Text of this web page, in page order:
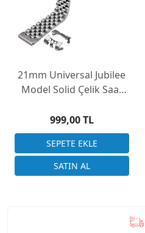
21mm Universal Jubilee
Model Solid Çelik Saat
999,00 TL